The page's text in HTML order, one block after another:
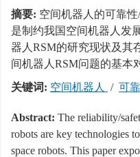
摘要: 空间机器人的可靠性
是制约我国空间机器人发
器人RSM的研究现状及其
间机器人RSM问题的基本
关键词: 空间机器人 / 可
Abstract: The reliability/
robots are key technologies
space robots. This paper